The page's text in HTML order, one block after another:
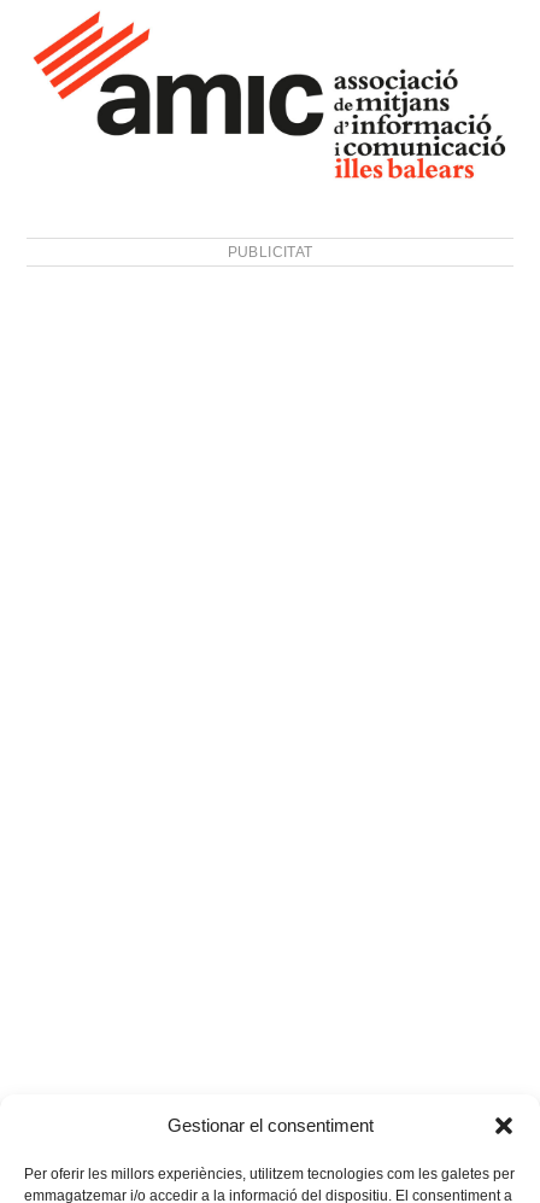
Gestionar el consentiment
Per oferir les millors experiències, utilitzem tecnologies com les galetes per
emmagatzemar i/o accedir a la informació del dispositiu. El consentiment a
PUBLICITAT